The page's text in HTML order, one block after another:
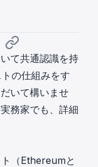
て共通認識を持
の仕組みをす
いて構いませ
務家でも、詳細
（Ethereumと